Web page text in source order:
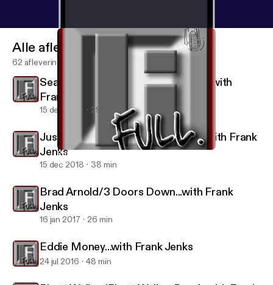
Eddie Money...with Frank Jenks
Listen In FULL interviews
Alle afleveringen
62 afleveringen
Sean Danielsen/Smile Empty Soul...with
Frank Jenks
15 dec 2018 29 min
Justin Furstenfeld/Blue October...with Frank
Jenks
15 dec 2018 38 min
Brad Arnold/3 Doors Down...with Frank
Jenks
16 jan 2017 26 min
Eddie Money...with Frank Jenks
24 jul 2016 48 min